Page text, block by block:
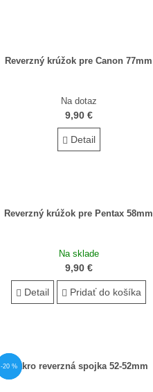
Reverzný krúžok pre Canon 77mm
Na dotaz
9,90 €
Detail
Reverzný krúžok pre Pentax 58mm
Na sklade
9,90 €
Detail Pridať do košíka
AKCIA
-20 %Makro reverzná spojka 52-52mm